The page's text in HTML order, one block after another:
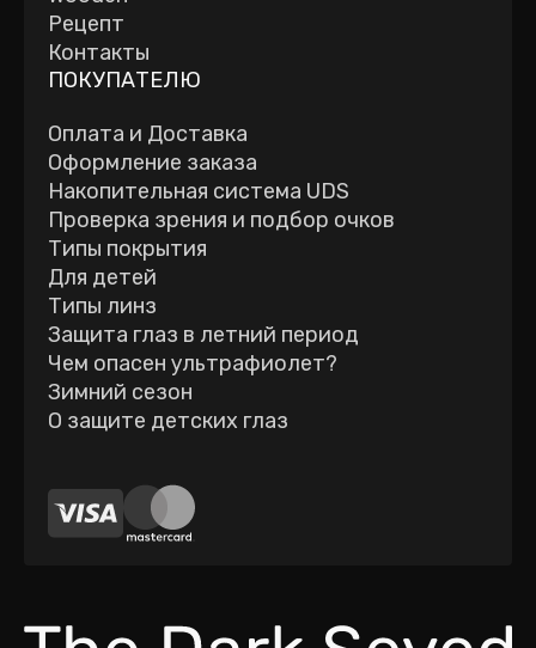
Рецепт
Контакты
ПОКУПАТЕЛЮ
Оплата и Доставка
Оформление заказа
Накопительная система UDS
Проверка зрения и подбор очков
Типы покрытия
Для детей
Типы линз
Защита глаз в летний период
Чем опасен ультрафиолет?
Зимний сезон
О защите детских глаз